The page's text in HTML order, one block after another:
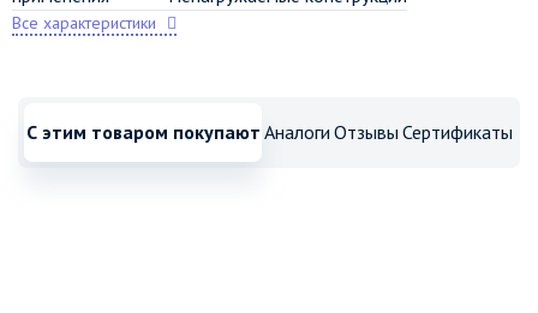
Все характеристики
С этим товаром покупают Аналоги Отзывы Сертификаты